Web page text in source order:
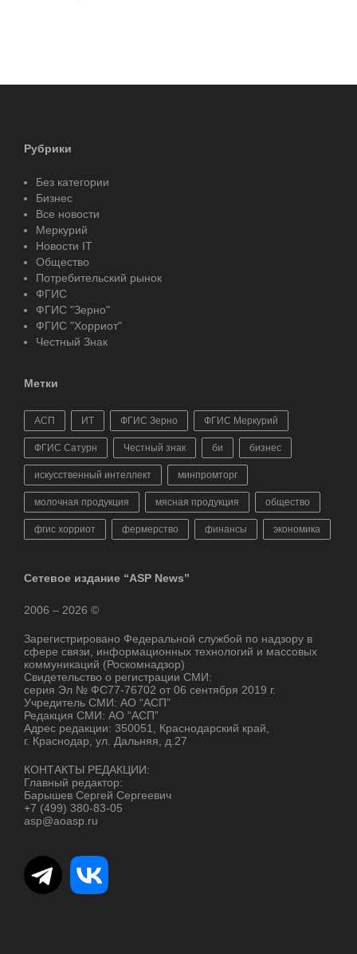
Рубрики
Без категории
Бизнес
Все новости
Меркурий
Новости IT
Общество
Потребительский рынок
ФГИС
ФГИС "Зерно"
ФГИС "Хорриот"
Честный Знак
Метки
АСП ИТ ФГИС Зерно ФГИС Меркурий
ФГИС Сатурн Честный знак би бизнес
искусственный интеллект минпромторг
молочная продукция мясная продукция общество
фгис хорриот фермерство финансы экономика
Сетевое издание “ASP News”
2006 – 2026 ©
Зарегистрировано Федеральной службой по надзору в
сфере связи, информационных технологий и массовых
коммуникаций (Роскомнадзор)
Свидетельство о регистрации СМИ:
серия Эл № ФС77-76702 от 06 сентября 2019 г.
Учредитель СМИ: АО “АСП”
Редакция СМИ: АО “АСП”
Адрес редакции: 350051, Краснодарский край,
г. Краснодар, ул. Дальняя, д.27
КОНТАКТЫ РЕДАКЦИИ:
Главный редактор:
Барышев Сергей Сергеевич
+7 (499) 380-83-05
asp@aoasp.ru